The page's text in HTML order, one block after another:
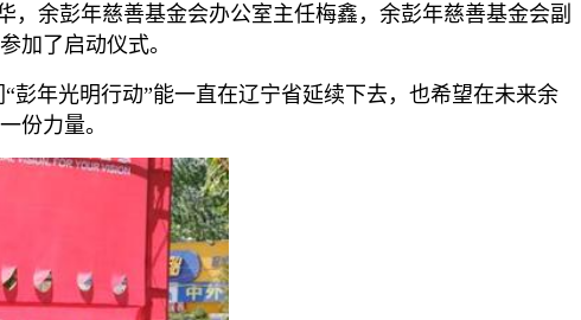
余彭年慈善基金会办公室主任梅鑫，余彭年慈善基金会副
加了启动仪式。
年光明行动”能一直在辽宁省延续下去，也希望在未来余
份力量。